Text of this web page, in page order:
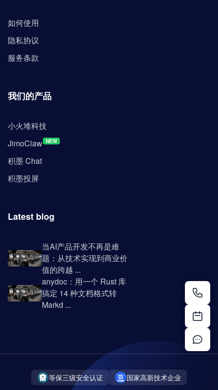
如何使用
隐私协议
服务条款
我们的产品
小火堆科技
JimoClaw NEW
积墨 Chat
积墨投屏
Latest blog
当AI产品开发不再是难
题：从技术实现到商业价
值的跨越 ...
anydoc：用一个 Rust 库
搞定 14 种文档格式转
Markd ...
等保三级安全认证 国家高新技术企业